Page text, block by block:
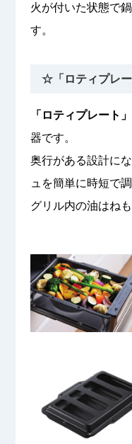
火が付いた状態で
す。
☆「ロティプレー
「ロティプレート」
器です。
奥行がある設計に
ュを簡単に時短で
グリル内の油はね